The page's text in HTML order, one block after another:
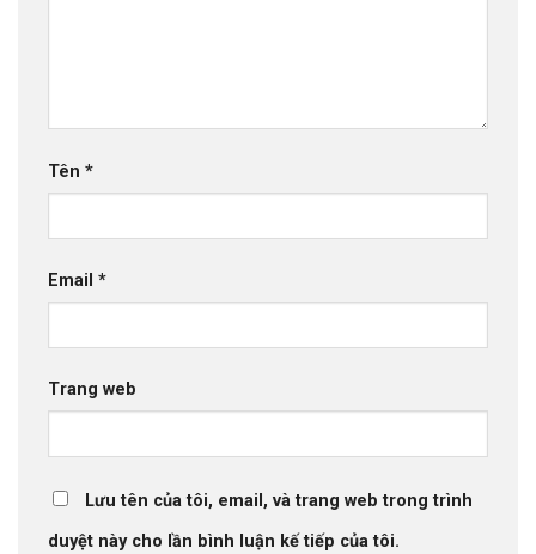
Tên *
Email *
Trang web
Lưu tên của tôi, email, và trang web trong trình
duyệt này cho lần bình luận kế tiếp của tôi.